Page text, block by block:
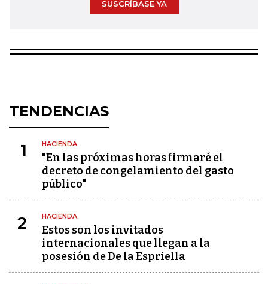
SUSCRÍBASE YA
TENDENCIAS
1 HACIENDA
"En las próximas horas firmaré el
decreto de congelamiento del gasto
público"
2 HACIENDA
Estos son los invitados
internacionales que llegan a la
posesión de De la Espriella